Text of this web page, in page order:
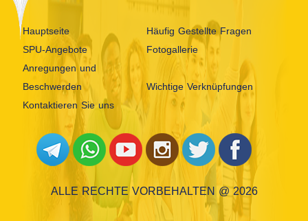
Hauptseite
Häufig Gestellte Fragen
SPU-Angebote
Fotogallerie
Anregungen und
Beschwerden
Wichtige Verknüpfungen
Kontaktieren Sie uns
ALLE RECHTE VORBEHALTEN @ 2026